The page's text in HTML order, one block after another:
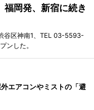
岡発、新宿に続き
谷区神南1、TEL 03-5593-
ンした。
エアコンやミストの「避